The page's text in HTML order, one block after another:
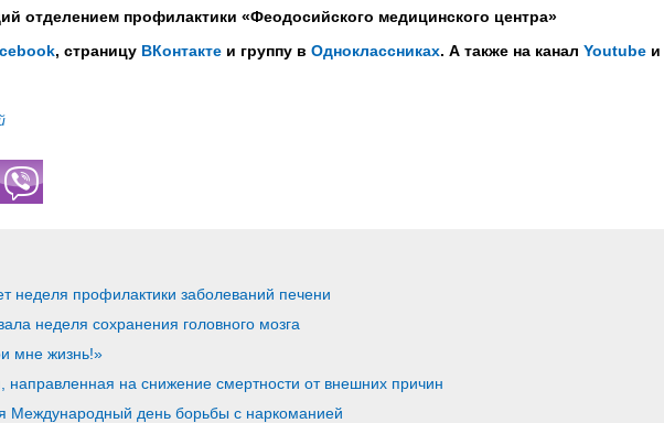
отделением профилактики «Феодосийского медицинского центра»
, страницу ВКонтакте и группу в Одноклассниках. А также на канал Youtube и
неделя профилактики заболеваний печени
неделя сохранения головного мозга
мне жизнь!»
направленная на снижение смертности от внешних причин
Международный день борьбы с наркоманией